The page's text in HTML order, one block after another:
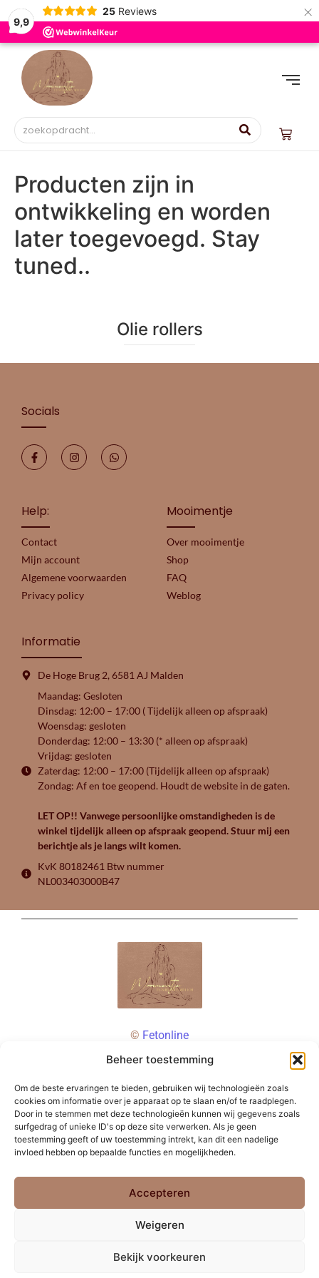
9,9
25 Reviews ×
Beheer toestemming
Om de beste ervaringen te bieden, gebruiken wij technologieën zoals
cookies om informatie over je apparaat op te slaan en/of te raadplegen.
Door in te stemmen met deze technologieën kunnen wij gegevens zoals
surfgedrag of unieke ID's op deze site verwerken. Als je geen
toestemming geeft of uw toestemming intrekt, kan dit een nadelige
invloed hebben op bepaalde functies en mogelijkheden.
Accepteren
Weigeren
Bekijk voorkeuren
Producten zijn in
ontwikkeling en worden
later toegevoegd. Stay
tuned..
Olie rollers
Socials
Help:
Contact
Mijn account
Algemene voorwaarden
Privacy policy
Mooimentje
Over mooimentje
Shop
FAQ
Weblog
Informatie
De Hoge Brug 2, 6581 AJ Malden
Maandag: Gesloten
Dinsdag: 12:00 – 17:00 ( Tijdelijk alleen op afspraak)
Woensdag: gesloten
Donderdag: 12:00 – 13:30 (* alleen op afspraak)
Vrijdag: gesloten
Zaterdag: 12:00 – 17:00 (Tijdelijk alleen op afspraak)
Zondag: Af en toe geopend. Houdt de website in de gaten.
LET OP!! Vanwege persoonlijke omstandigheden is de
winkel tijdelijk alleen op afspraak geopend. Stuur mij een
berichtje als je langs wilt komen.
KvK 80182461 Btw nummer
NL003403000B47
© Fetonline